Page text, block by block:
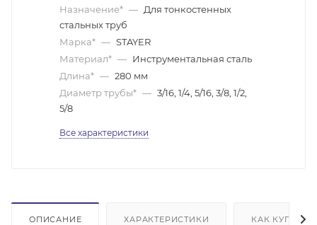
Назначение* — Для тонкостенных
стальных труб
Марка* — STAYER
Материал* — Инструментальная сталь
Длина* — 280 мм
Диаметр трубы* — 3/16, 1/4, 5/16, 3/8, 1/2,
5/8
Все характеристики
ОПИСАНИЕ ХАРАКТЕРИСТИКИ КАК КУПИТЬ